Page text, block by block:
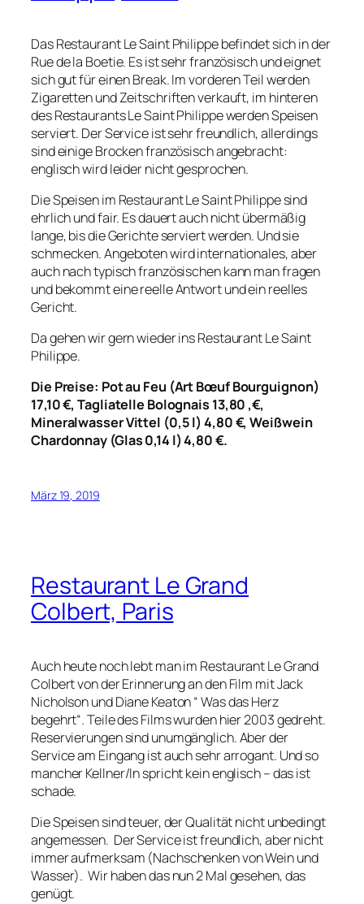
Das Restaurant Le Saint Philippe befindet sich in der
Rue de la Boetie. Es ist sehr französisch und eignet
sich gut für einen Break. Im vorderen Teil werden
Zigaretten und Zeitschriften verkauft, im hinteren
des Restaurants Le Saint Philippe werden Speisen
serviert. Der Service ist sehr freundlich, allerdings
sind einige Brocken französisch angebracht:
englisch wird leider nicht gesprochen.
Die Speisen im Restaurant Le Saint Philippe sind
ehrlich und fair. Es dauert auch nicht übermäßig
lange, bis die Gerichte serviert werden. Und sie
schmecken. Angeboten wird internationales, aber
auch nach typisch französischen kann man fragen
und bekommt eine reelle Antwort und ein reelles
Gericht.
Da gehen wir gern wieder ins Restaurant Le Saint
Philippe.
Die Preise: Pot au Feu (Art Bœuf Bourguignon)
17,10 €, Tagliatelle Bolognais 13,80 ,€,
Mineralwasser Vittel (0,5 l) 4,80 €, Weißwein
Chardonnay (Glas 0,14 l) 4,80 €.
März 19, 2019
Restaurant Le Grand
Colbert, Paris
Auch heute noch lebt man im Restaurant Le Grand
Colbert von der Erinnerung an den Film mit Jack
Nicholson und Diane Keaton “ Was das Herz
begehrt“. Teile des Films wurden hier 2003 gedreht.
Reservierungen sind unumgänglich. Aber der
Service am Eingang ist auch sehr arrogant. Und so
mancher Kellner/In spricht kein englisch – das ist
schade.
Die Speisen sind teuer, der Qualität nicht unbedingt
angemessen. Der Service ist freundlich, aber nicht
immer aufmerksam (Nachschenken von Wein und
Wasser). Wir haben das nun 2 Mal gesehen, das
genügt.